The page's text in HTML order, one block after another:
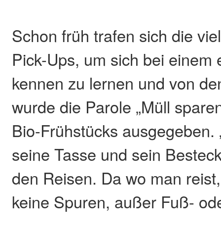
Schon früh trafen sich die
Pick-Ups, um sich bei einem
kennen zu lernen und von
wurde die Parole „Müll
Bio-Frühstücks ausgegeben.
seine Tasse und sein
den Reisen. Da wo man
keine Spuren, außer Fuß-